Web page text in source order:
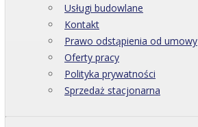
Usługi budowlane
Kontakt
Prawo odstąpienia od umowy
Oferty pracy
Polityka prywatności
Sprzedaż stacjonarna